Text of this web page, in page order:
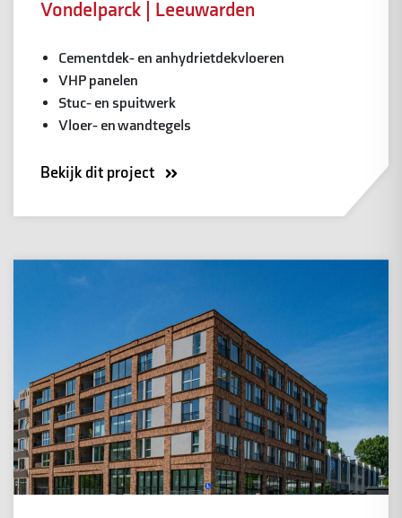
Vondelparck | Leeuwarden
Cementdek- en anhydrietdekvloeren
VHP panelen
Stuc- en spuitwerk
Vloer- en wandtegels
Bekijk dit project